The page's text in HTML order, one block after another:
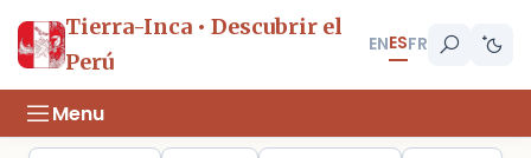
Tierra-Inca • Descubrir el
Perú
ENESFR
Menu